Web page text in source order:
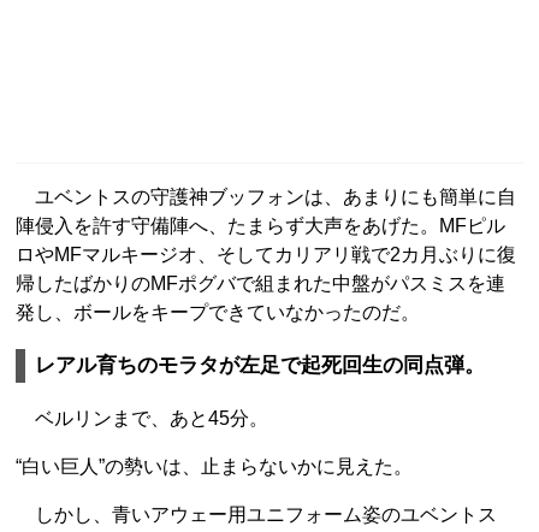
ユベントスの守護神ブッフォンは、あまりにも簡単に自
陣侵入を許す守備陣へ、たまらず大声をあげた。MFピル
ロやMFマルキージオ、そしてカリアリ戦で2カ月ぶりに復
帰したばかりのMFポグバで組まれた中盤がパスミスを連
発し、ボールをキープできていなかったのだ。
レアル育ちのモラタが左足で起死回生の同点弾。
ベルリンまで、あと45分。
“白い巨人”の勢いは、止まらないかに見えた。
しかし、青いアウェー用ユニフォーム姿のユベントス